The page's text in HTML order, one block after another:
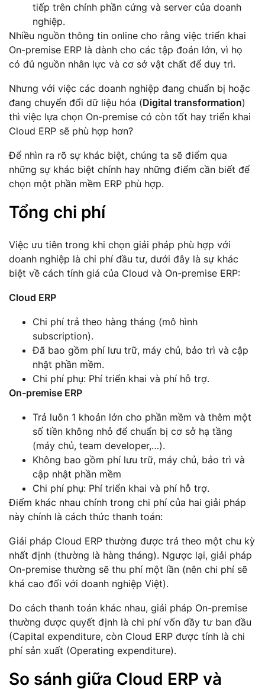
tiếp trên chính phần cứng và server của doanh
nghiệp.
Nhiều nguồn thông tin online cho rằng việc triển khai
On-premise ERP là dành cho các tập đoán lớn, vì họ
có đủ nguồn nhân lực và cơ sở vật chất để duy trì.
Nhưng với việc các doanh nghiệp đang chuẩn bị hoặc
đang chuyển đổi dữ liệu hóa (Digital transformation)
thì việc lựa chọn On-premise có còn tốt hay triển khai
Cloud ERP sẽ phù hợp hơn?
Để nhìn ra rõ sự khác biệt, chúng ta sẽ điểm qua
những sự khác biệt chính hay những điểm cần biết để
chọn một phần mềm ERP phù hợp.
Tổng chi phí
Việc ưu tiên trong khi chọn giải pháp phù hợp với
doanh nghiệp là chi phí đầu tư, dưới đây là sự khác
biệt về cách tính giá của Cloud và On-premise ERP:
Cloud ERP
Chi phí trả theo hàng tháng (mô hình
subscription).
Đã bao gồm phí lưu trữ, máy chủ, bảo trì và cập
nhật phần mềm.
Chi phí phụ: Phí triển khai và phí hỗ trợ.
On-premise ERP
Trả luôn 1 khoản lớn cho phần mềm và thêm một
số tiền không nhỏ để chuẩn bị cơ sở hạ tầng
(máy chủ, team developer,…).
Không bao gồm phí lưu trữ, máy chủ, bảo trì và
cập nhật phần mềm
Chi phí phụ: Phí triển khai và phí hỗ trợ.
Điểm khác nhau chính trong chi phí của hai giải pháp
này chính là cách thức thanh toán:
Giải pháp Cloud ERP thường được trả theo một chu kỳ
nhất định (thường là hàng tháng). Ngược lại, giải pháp
On-premise thường sẽ thu phí một lần (nên chi phí sẽ
khá cao đối với doanh nghiệp Việt).
Do cách thanh toán khác nhau, giải pháp On-premise
thường được quyết định là chi phí vốn đầy tư ban đầu
(Capital expenditure, còn Cloud ERP được tính là chi
phí sản xuất (Operating expenditure).
So sánh giữa Cloud ERP và